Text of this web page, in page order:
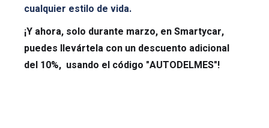
cualquier estilo de vida.
¡Y ahora, solo durante marzo, en Smartycar,
puedes llevártela con un descuento adicional
del 10%, usando el código "AUTODELMES"!